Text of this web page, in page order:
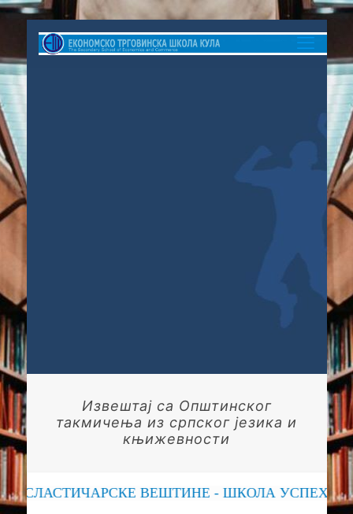
Извештај са Општинског
такмичења из српског језика и
књижевности
ВЕШТИНЕ - ШКОЛА УСПЕХА